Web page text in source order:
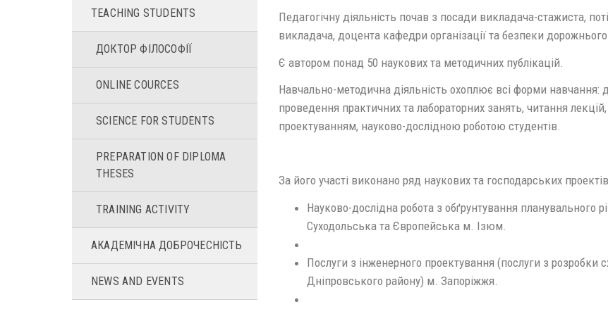
Педагогічну діяльність почав з посади викладача-стажиста,
викладача, доцента кафедри організації та безпеки
Є автором понад 50 наукових та методичних публікацій.
Навчально-методична діяльність охоплює всі форми навчання:
проведення практичних та лабораторних занять, читання
проектуванням, науково-дослідною роботою студентів.
За його участі виконано ряд наукових та господарських
Науково-дослідна робота з обґрунтування планувального
Суходольська та Європейська м. Ізюм.
Послуги з інженерного проектування (послуги з розробки
Дніпровського району) м. Запоріжжя.
TEACHING STUDENTS
ДОКТОР ФІЛОСОФІЇ
ONLINE COURCES
SCIENCE FOR STUDENTS
PREPARATION OF DIPLOMA
THESES
TRAINING ACTIVITY
АКАДЕМІЧНА ДОБРОЧЕСНІСТЬ
NEWS AND EVENTS